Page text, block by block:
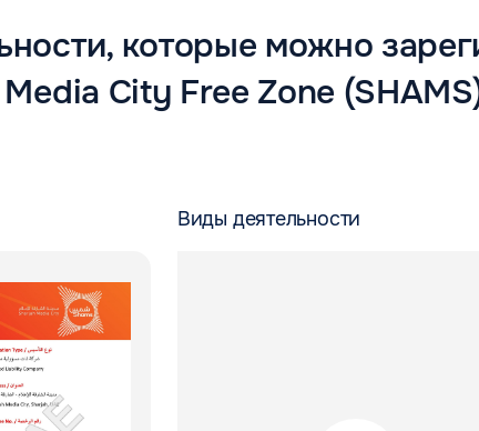
которые можно
City Free Zone
Виды деятельности